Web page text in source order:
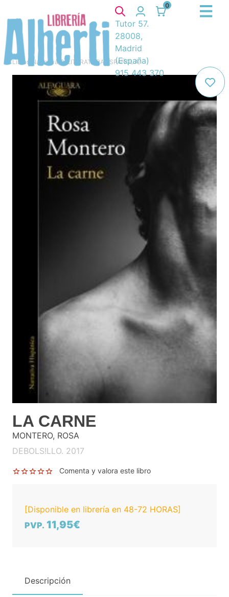
0
Tutor 57.
28008,
Madrid
(España)
915 443 370
Libros Narrativa/ 8. LITERATURA ESPAÑOLA/
LA CARNE
MONTERO, ROSA
DEBOLS!LLO. 2017
Comenta y valora este libro
[Disponible en librería en 48-72 HORAS]
PVP. 11,95€
Descripción